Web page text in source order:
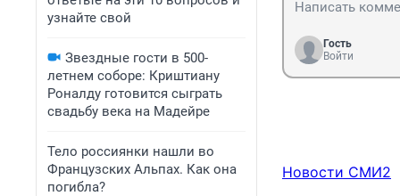
узнайте свой
Звездные гости в 500-
летнем соборе: Криштиану
Роналду готовится сыграть
свадьбу века на Мадейре
Тело россиянки нашли во
Французских Альпах. Как она
погибла?
Гость
Войти
Новости СМИ2